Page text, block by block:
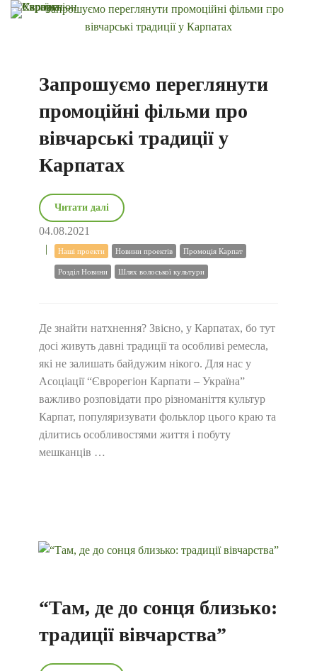
Запрошуємо переглянути
промоційні фільми про
вівчарські традиції у
Карпатах
Читати далі
04.08.2021
Наші проекти Новини проектів Промоція Карпат
Розділ Новини Шлях волоської культури
Де знайти натхнення? Звісно, у Карпатах, бо тут
досі живуть давні традиції та особливі ремесла,
які не залишать байдужим нікого. Для нас у
Асоціації “Єврорегіон Карпати – Україна”
важливо розповідати про різноманіття культур
Карпат, популяризувати фольклор цього краю та
ділитись особливостями життя і побуту
мешканців …
“Там, де до сонця близько:
традиції вівчарства”